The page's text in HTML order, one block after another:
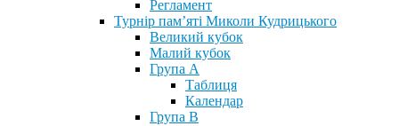
Регламент
Турнір пам’яті Миколи Кудрицького
Великий кубок
Малий кубок
Група А
Таблиця
Календар
Група В